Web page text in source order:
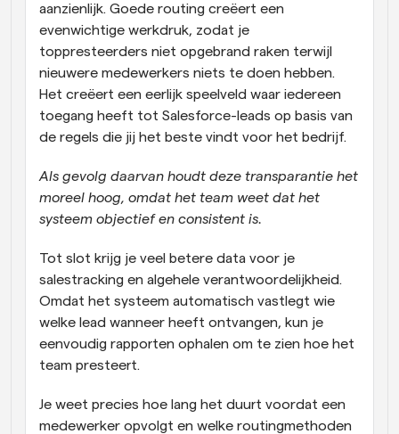
aanzienlijk. Goede routing creëert een
evenwichtige werkdruk, zodat je
toppresteerders niet opgebrand raken terwijl
nieuwere medewerkers niets te doen hebben.
Het creëert een eerlijk speelveld waar iedereen
toegang heeft tot Salesforce-leads op basis van
de regels die jij het beste vindt voor het bedrijf.
Als gevolg daarvan houdt deze transparantie het
moreel hoog, omdat het team weet dat het
systeem objectief en consistent is.
Tot slot krijg je veel betere data voor je
salestracking en algehele verantwoordelijkheid.
Omdat het systeem automatisch vastlegt wie
welke lead wanneer heeft ontvangen, kun je
eenvoudig rapporten ophalen om te zien hoe het
team presteert.
Je weet precies hoe lang het duurt voordat een
medewerker opvolgt en welke routingmethoden